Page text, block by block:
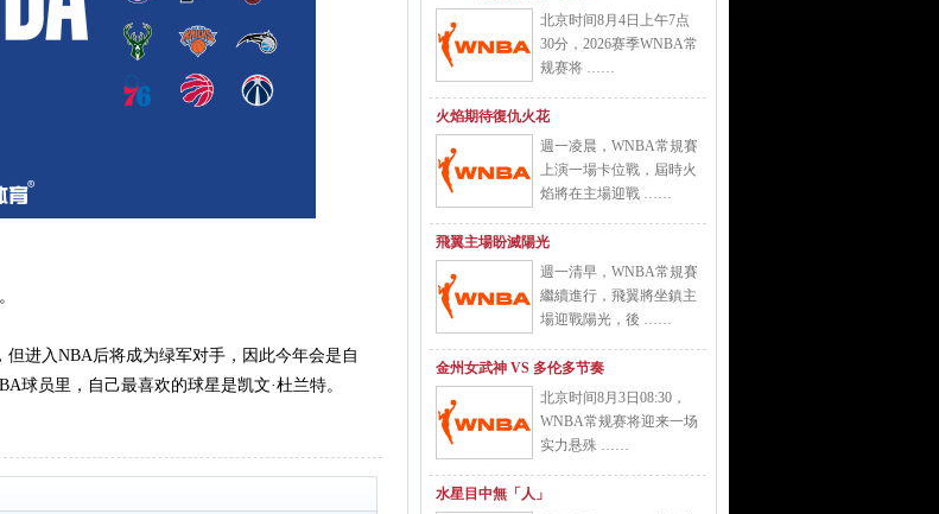
入NBA后将成为绿军对手，因此今年会是自
球员里，自己最喜欢的球星是凯文·杜兰特。
北京时间8月4日上午7点
30分，2026赛季WNBA常
规赛将 ……
火焰期待復仇火花
週一凌晨，WNBA常規賽
上演一場卡位戰，屆時火
焰將在主場迎戰 ……
飛翼主場盼滅陽光
週一清早，WNBA常規賽
繼續進行，飛翼將坐鎮主
場迎戰陽光，後 ……
金州女武神 VS 多伦多节奏
北京时间8月3日08:30，
WNBA常规赛将迎来一场
实力悬殊 ……
水星目中無「人」